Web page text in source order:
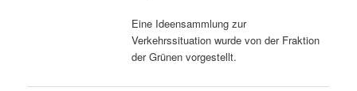
Eine Ideensammlung zur
Verkehrssituation wurde von der Fraktion
der Grünen vorgestellt.